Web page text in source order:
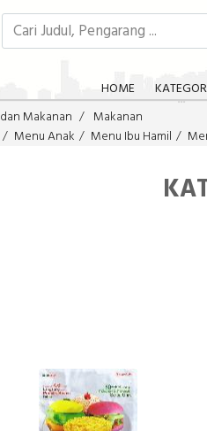
HOME
Makanan
Makanan
Menu Anak Menu Ibu Hamil